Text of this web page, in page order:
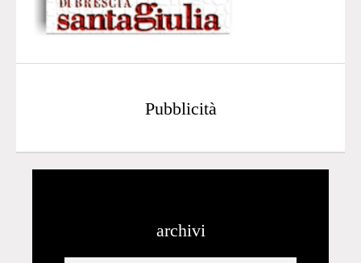
Pubblicità
archivi